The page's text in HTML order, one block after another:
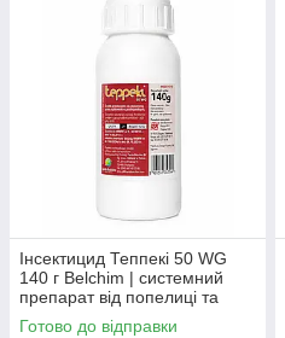
Інсектицид Теппекі 50 WG
140 г Belchim | системний
препарат від попелиці та
білокрилки
Готово до відправки